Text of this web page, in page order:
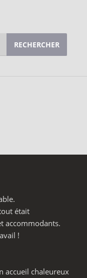
était
accommodants.
!
accueil chaleureux